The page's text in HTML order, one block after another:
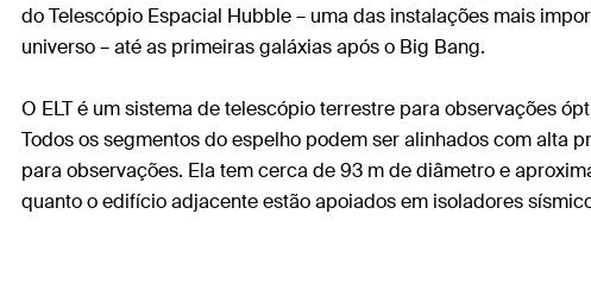
do Telescópio Espacial Hubble – uma das instalações mais
universo – até as primeiras galáxias após o Big Bang.
O ELT é um sistema de telescópio terrestre para observações
Todos os segmentos do espelho podem ser alinhados com alta
para observações. Ela tem cerca de 93 m de diâmetro e
quanto o edifício adjacente estão apoiados em isoladores